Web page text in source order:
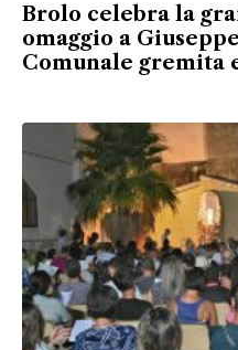
Brolo celebra la
omaggio a
Comunale gremita